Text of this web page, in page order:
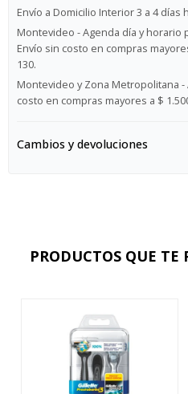
Envío a Domicilio Interior 3 a 4 días
Montevideo - Agenda día y horario
Envío sin costo en compras
130.
Montevideo y Zona Metropolitana -
costo en compras mayores a $
Cambios y devoluciones
PRODUCTOS QUE TE